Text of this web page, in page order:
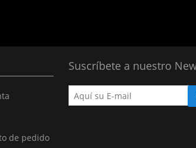
de pedido
Suscríbete a nuestro